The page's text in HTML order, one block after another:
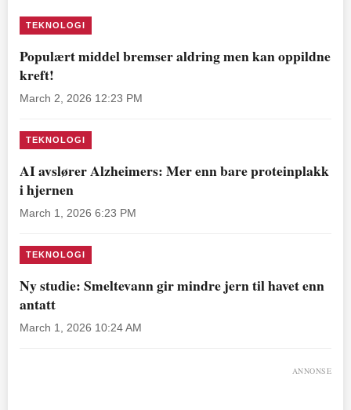
TEKNOLOGI
Populært middel bremser aldring men kan oppildne
kreft!
March 2, 2026 12:23 PM
TEKNOLOGI
AI avslører Alzheimers: Mer enn bare proteinplakk
i hjernen
March 1, 2026 6:23 PM
TEKNOLOGI
Ny studie: Smeltevann gir mindre jern til havet enn
antatt
March 1, 2026 10:24 AM
ANNONSE